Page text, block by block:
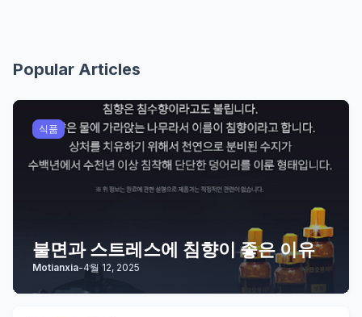
Popular Articles
식품
불면과 스트레스에 침향이 좋은 이유
Motianxia-4월 12, 2025